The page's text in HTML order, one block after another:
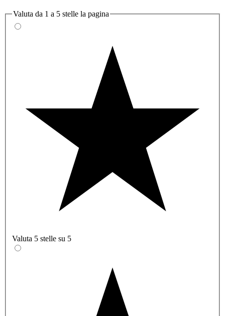
Valuta da 1 a 5 stelle la pagina
Valuta 5 stelle su 5